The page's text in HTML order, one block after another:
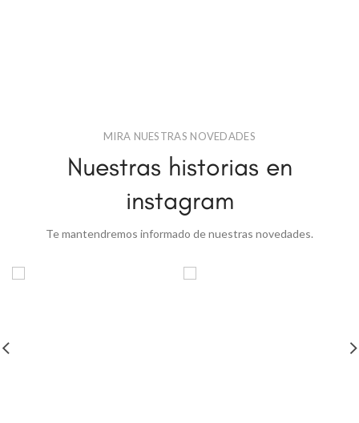
MIRA NUESTRAS NOVEDADES
Nuestras historias en
instagram
Te mantendremos informado de nuestras novedades.